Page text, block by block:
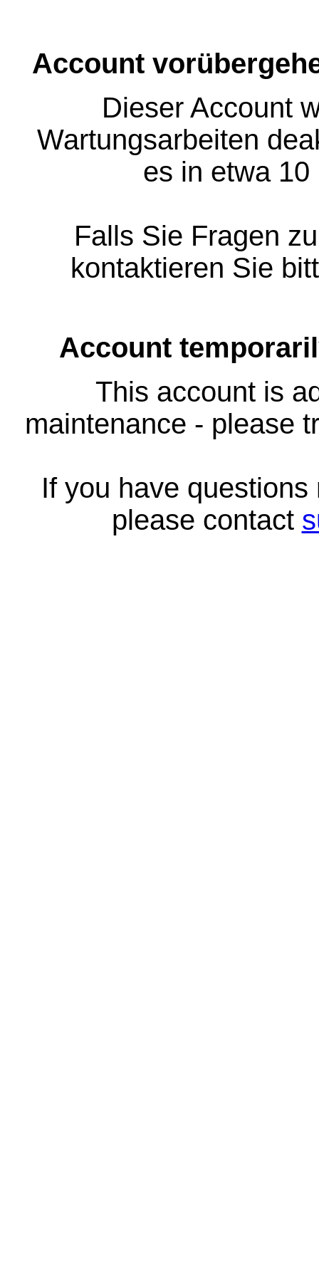
Account
Dieser Account
Wartungsarbeiten
es in etwa
Falls Sie Fragen
kontaktieren Sie
Account
This account is
maintenance - please
If you have
please contact